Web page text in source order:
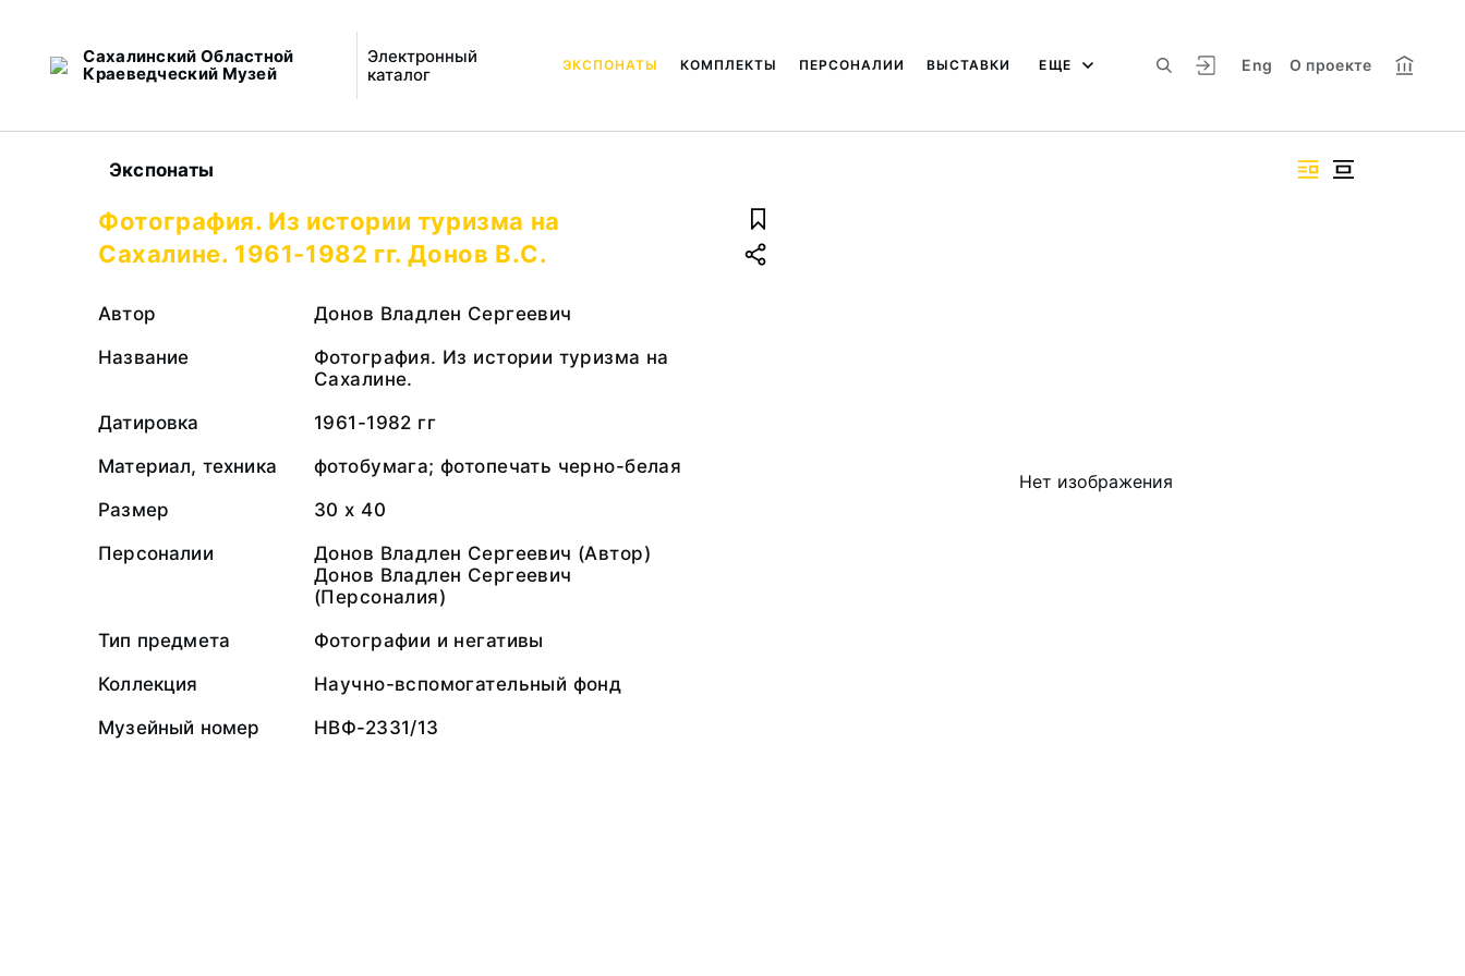
Сахалинский Областной
Краеведческий Музей
Электронный
каталог
Eng О проекте
ЭКСПОНАТЫ КОМПЛЕКТЫ ПЕРСОНАЛИИ ВЫСТАВКИ ЕЩЕ
Экспонаты
Нет изображения
Фотография. Из истории туризма на
Сахалине. 1961-1982 гг. Донов В.С.
Автор
Донов Владлен Сергеевич
Название
Фотография. Из истории туризма на
Сахалине.
Датировка
1961-1982 гг
Материал, техника
фотобумага; фотопечать черно-белая
Размер
30 х 40
Персоналии
Донов Владлен Сергеевич (Автор)
Донов Владлен Сергеевич
(Персоналия)
Тип предмета
Фотографии и негативы
Коллекция
Научно-вспомогательный фонд
Музейный номер
НВФ-2331/13